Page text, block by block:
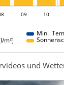
06
09 10
Min.
m²]
und